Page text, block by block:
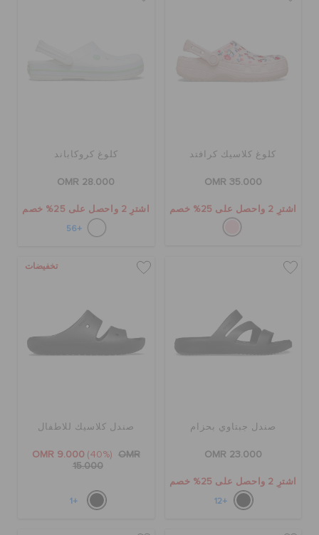
تحديد موقع المتجر
الطلبيات المرتجعة
كلوغ كلاسيك كرافتد
OMR 35.000
اشترِ 2 واحصل على 25% خصم
كلوغ كروكاباند
OMR 28.000
اشترِ 2 واحصل على 25% خصم
+56
صندل جبتاوي بحزام
OMR 23.000
اشترِ 2 واحصل على 25% خصم
+12
تخفيضات
صندل كلاسيك للاطفال
OMR 9.000 (40%)
OMR
15.000
+1